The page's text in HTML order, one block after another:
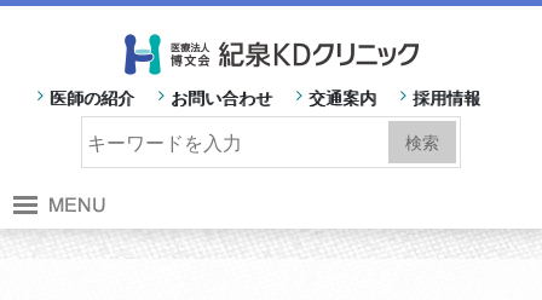
医師の紹介 お問い合わせ 交通案内 採用情報